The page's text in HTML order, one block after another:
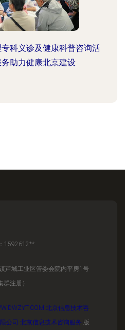
科义诊及健康科普咨询活
助力健康北京建设
1592612**
芦城工业区管委会院内平房1号
群注册）
北京信息技术咨
公司 北京信息技术咨询服务 版